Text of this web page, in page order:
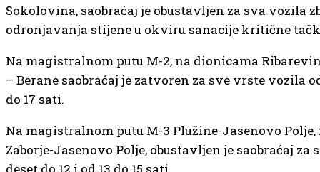
Sokolovina, saobraćaj je obustavljen za sva vozila
odronjavanja stijene u okviru sanacije kritične
Na magistralnom putu M-2, na dionicama
– Berane saobraćaj je zatvoren za sve vrste vozila
do 17 sati.
Na magistralnom putu M-3 Plužine-Jasenovo
Zaborje-Jasenovo Polje, obustavljen je saobraćaj za
deset do 12 i od 13 do 15 sati.